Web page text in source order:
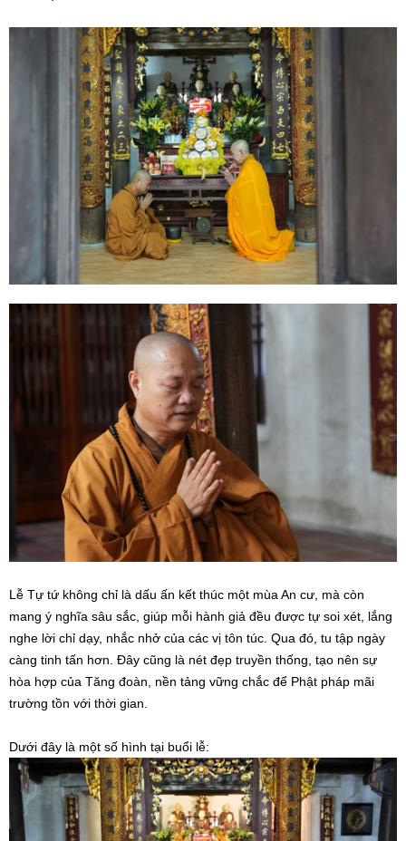
Lễ Tự tứ không chỉ là dấu ấn kết thúc một mùa An cư, mà còn
mang ý nghĩa sâu sắc, giúp mỗi hành giả đều được tự soi xét, lắng
nghe lời chỉ dạy, nhắc nhở của các vị tôn túc. Qua đó, tu tập ngày
càng tinh tấn hơn. Đây cũng là nét đẹp truyền thống, tạo nên sự
hòa hợp của Tăng đoàn, nền tảng vững chắc để Phật pháp mãi
trường tồn với thời gian.
Dưới đây là một số hình tại buổi lễ: